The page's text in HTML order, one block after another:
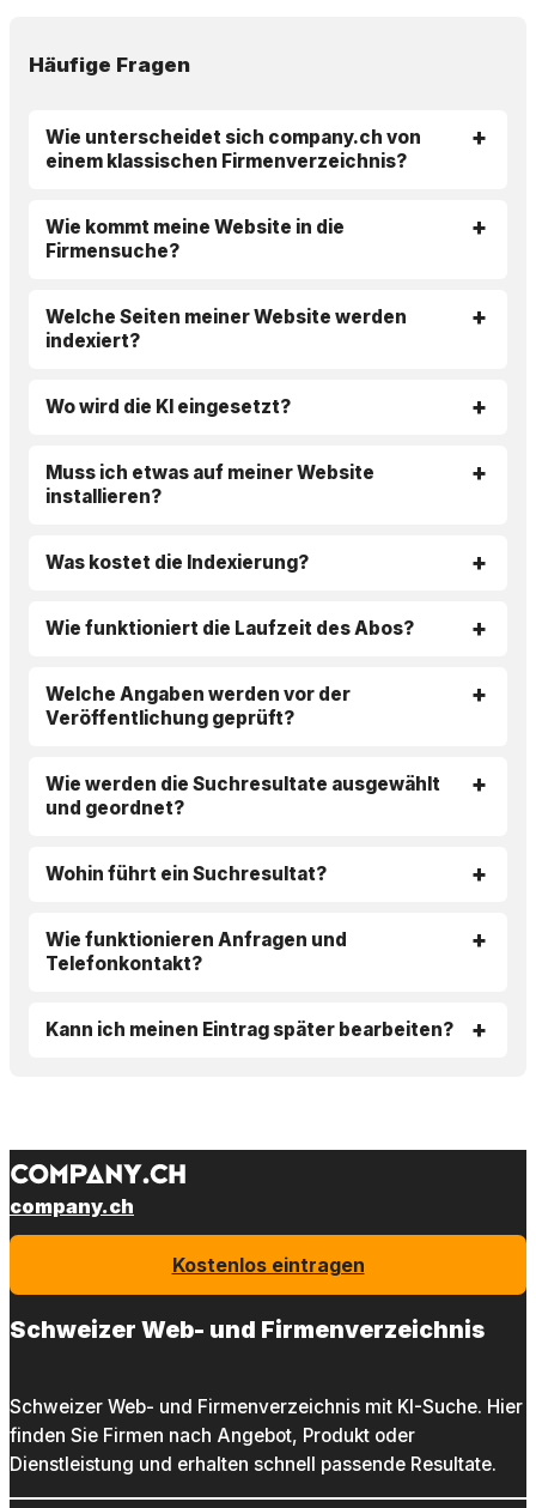
Häufige Fragen
Wie unterscheidet sich company.ch von
einem klassischen Firmenverzeichnis?
Wie kommt meine Website in die
Firmensuche?
Welche Seiten meiner Website werden
indexiert?
Wo wird die KI eingesetzt?
Muss ich etwas auf meiner Website
installieren?
Was kostet die Indexierung?
Wie funktioniert die Laufzeit des Abos?
Welche Angaben werden vor der
Veröffentlichung geprüft?
Wie werden die Suchresultate ausgewählt
und geordnet?
Wohin führt ein Suchresultat?
Wie funktionieren Anfragen und
Telefonkontakt?
Kann ich meinen Eintrag später bearbeiten?
company.ch
Kostenlos eintragen
Schweizer Web- und Firmenverzeichnis
Schweizer Web- und Firmenverzeichnis mit KI-Suche. Hier
finden Sie Firmen nach Angebot, Produkt oder
Dienstleistung und erhalten schnell passende Resultate.